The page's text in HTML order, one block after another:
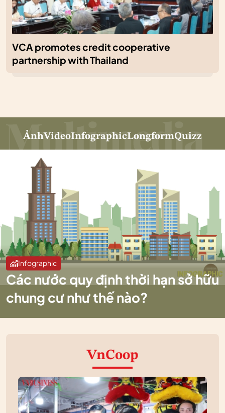
VCA promotes credit cooperative
partnership with Thailand
ẢnhVideoInfographicLongformQuizz
Infographic
Các nước quy định thời hạn sở hữu
chung cư như thế nào?
VnCoop